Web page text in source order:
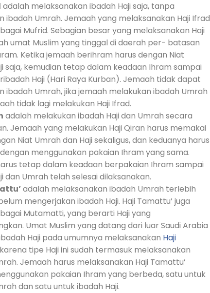
adalah melaksanakan ibadah Haji saja, tanpa
ibadah Umrah. Jemaah yang melaksanakan Haji Ifrad
Mufrid. Sebagian besar yang melaksanakan Haji
umat Muslim yang tinggal di daerah per- batasan
Ketika jemaah berihram harus dengan Niat
saja, kemudian tetap dalam keadaan Ihram sampai
Haji (Hari Raya Kurban). Jemaah tidak dapat
ibadah Umrah, jika jemaah melakukan ibadah Umrah
tidak lagi melakukan Haji Ifrad.
adalah melakukan ibadah Haji dan Umrah secara
Jemaah yang melakukan Haji Qiran harus memakai
Niat Umrah dan Haji sekaligus, dan keduanya harus
menggunakan pakaian Ihram yang sama.
tetap dalam keadaan berpakaian Ihram sampai
dan Umrah telah selesai dilaksanakan.
adalah melaksanakan ibadah Umrah terlebih
mengerjakan ibadah Haji. Haji Tamattu’ juga
Mutamatti, yang berarti Haji yang
Umat Muslim yang datang dari luar Saudi Arabia
Haji pada umumnya melaksanakan Haji
karena tipe Haji ini sudah termasuk melaksanakan
Jemaah harus melaksanakan Haji Tamattu’
pakaian Ihram yang berbeda, satu untuk
dan satu untuk ibadah Haji.